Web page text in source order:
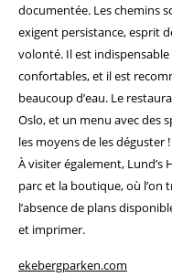
documentée. Les chemins
exigent persistance, esprit
volonté. Il est
confortables, et il est
beaucoup d’eau. Le
Oslo, et un menu avec des
les moyens de les déguster !
À visiter également, Lund’s
parc et la boutique, où l’on
l’absence de plans
et imprimer.
ekebergparken.com